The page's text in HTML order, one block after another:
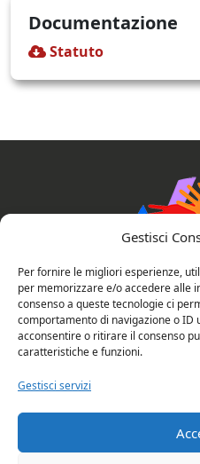
Gestisci
Per fornire le migliori esperienze,
per memorizzare e/o accedere alle
consenso a queste tecnologie ci
comportamento di navigazione o ID
acconsentire o ritirare il consenso
caratteristiche e funzioni.
Gestisci servizi
Documentazione
Statuto